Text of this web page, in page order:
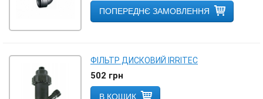
ПОПЕРЕДНЄ ЗАМОВЛЕННЯ
ФІЛЬТР ДИСКОВИЙ IRRITEC
502 грн
В КОШИК